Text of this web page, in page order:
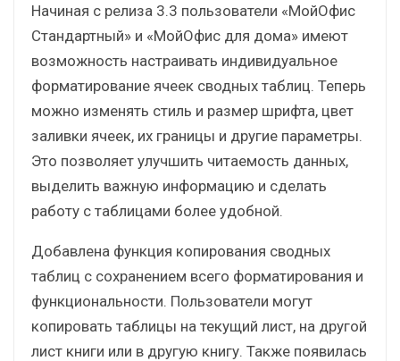
Начиная с релиза 3.3 пользователи «МойОфис
Стандартный» и «МойОфис для дома» имеют
возможность настраивать индивидуальное
форматирование ячеек сводных таблиц. Теперь
можно изменять стиль и размер шрифта, цвет
заливки ячеек, их границы и другие параметры.
Это позволяет улучшить читаемость данных,
выделить важную информацию и сделать
работу с таблицами более удобной.
Добавлена функция копирования сводных
таблиц с сохранением всего форматирования и
функциональности. Пользователи могут
копировать таблицы на текущий лист, на другой
лист книги или в другую книгу. Также появилась